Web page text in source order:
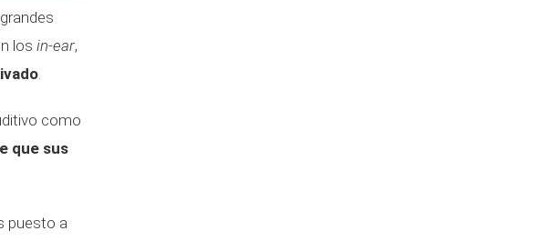
los in-ear,
.
como
que sus
puesto a